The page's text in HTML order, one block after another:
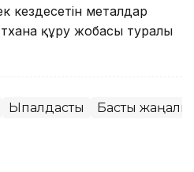
кездесетін металдар
құру жобасы туралы
Ықпалдастық Басты жаңалық